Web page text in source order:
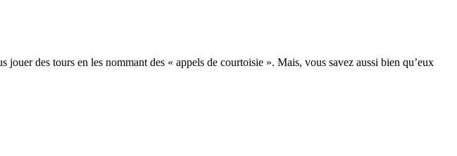
des tours en les nommant des « appels de courtoisie ». Mais, vous savez aussi bien qu’eux